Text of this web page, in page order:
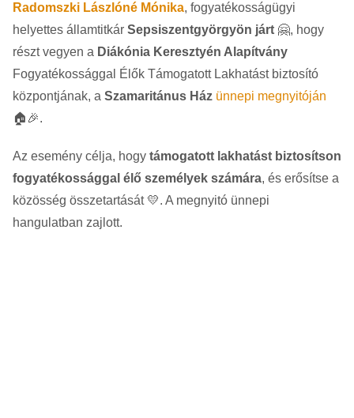
Radomszki Lászlóné Mónika, fogyatékosságügyi
helyettes államtitkár Sepsiszentgyörgyön járt 🤗, hogy
részt vegyen a Diákónia Keresztyén Alapítvány
Fogyatékossággal Élők Támogatott Lakhatást biztosító
központjának, a Szamaritánus Ház ünnepi megnyitóján
🏠🎉.
Az esemény célja, hogy támogatott lakhatást biztosítson
fogyatékossággal élő személyek számára, és erősítse a
közösség összetartását 💛. A megnyitó ünnepi
hangulatban zajlott.